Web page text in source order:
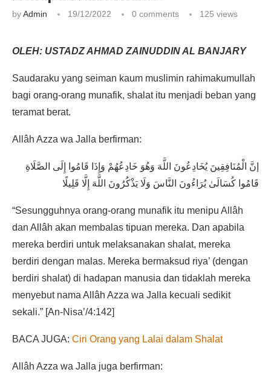
byAdmin 19/12/2022 0 comments 125 views
OLEH: USTADZ AHMAD ZAINUDDIN AL BANJARY
Saudaraku yang seiman kaum muslimin rahimakumullah
bagi orang-orang munafik, shalat itu menjadi beban yang
teramat berat.
Allâh Azza wa Jalla berfirman:
إنَّ الْمُنَافِقِينَ يُخَادِعُونَ اللَّهَ وَهُوَ خَادِعُهُمْ وَإِذَا قَامُوا إِلَى الصَّلَاةِ
قَامُوا كُسَالَىٰ يُرَاءُونَ النَّاسَ وَلَا يَذْكُرُونَ اللَّهَ إِلَّا قَلِيلًا
“Sesungguhnya orang-orang munafik itu menipu Allâh
dan Allâh akan membalas tipuan mereka. Dan apabila
mereka berdiri untuk melaksanakan shalat, mereka
berdiri dengan malas. Mereka bermaksud riya’ (dengan
berdiri shalat) di hadapan manusia dan tidaklah mereka
menyebut nama Allâh Azza wa Jalla kecuali sedikit
sekali.” [An-Nisa’/4:142]
BACA JUGA: Ciri Orang yang Lalai dalam Shalat
Allâh Azza wa Jalla juga berfirman: